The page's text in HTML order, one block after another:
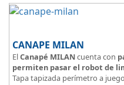
CANAPE MILAN
ElCanapé MILANcuenta con
permiten pasar el robot de
Tapa tapizada perímetro a